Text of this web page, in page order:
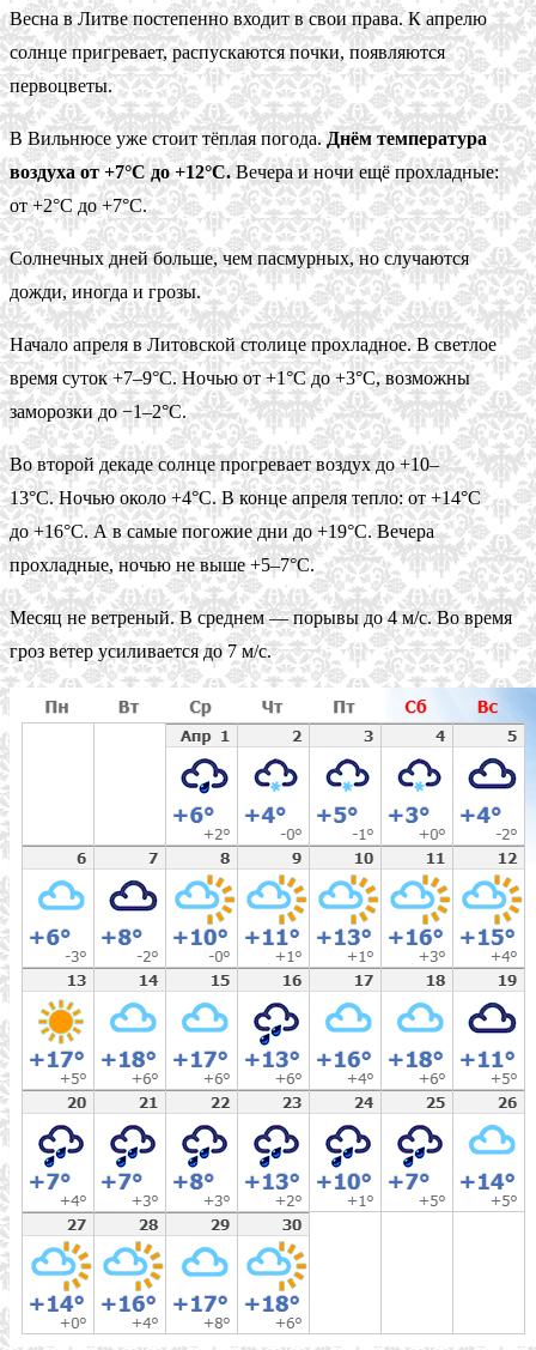
Весна в Литве постепенно входит в свои права. К апрелю
солнце пригревает, распускаются почки, появляются
первоцветы.
В Вильнюсе уже стоит тёплая погода.Днём температура
воздуха от +7°С до +12°С.Вечера и ночи ещё прохладные:
от +2°С до +7°С.
Солнечных дней больше, чем пасмурных, но случаются
дожди, иногда и грозы.
Начало апреля в Литовской столице прохладное. В светлое
время суток +7–9°С. Ночью от +1°С до +3°С, возможны
заморозки до −1–2°С.
Во второй декаде солнце прогревает воздух до +10–
13°С. Ночью около +4°С. В конце апреля тепло: от +14°С
до +16°С. А в самые погожие дни до +19°С. Вечера
прохладные, ночью не выше +5–7°С.
Месяц не ветреный. В среднем — порывы до 4 м/с. Во время
гроз ветер усиливается до 7 м/с.